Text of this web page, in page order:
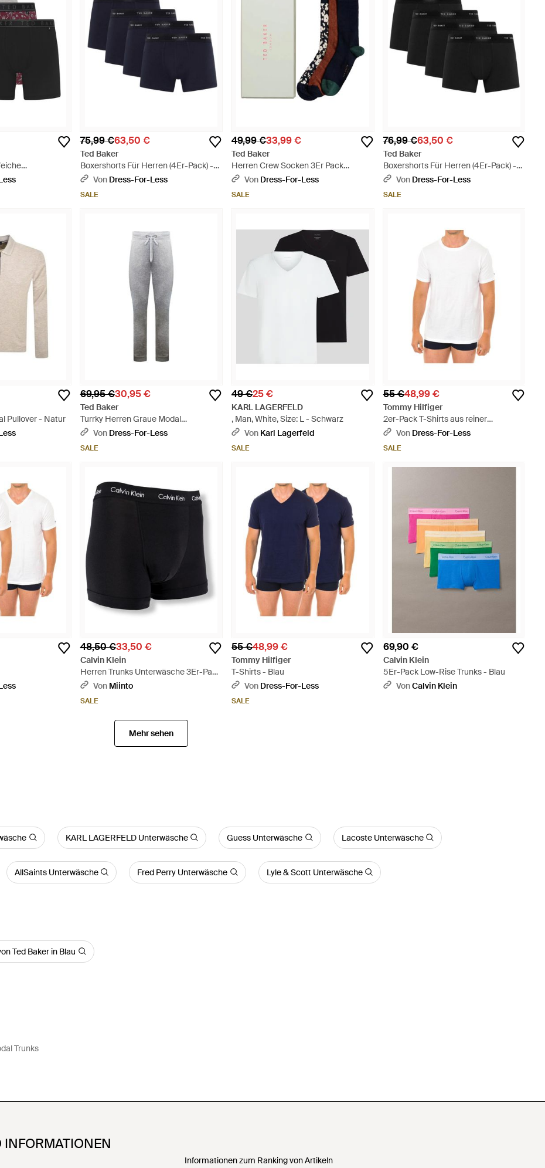
B Boxer
75,99 €63,50 €
Ted Baker
Boxershorts Für Herren (4Er-Pack) -
BlauVon Dress-For-Less
SALE
49,99 €33,99 €
Ted Baker
Herren Crew Socken 3Er Pack
Geschenkset - Blau
Von Dress-For-Less
SALE
76,99 €63,50 €
Ted Baker
Boxershorts Für Herren (4Er-Pack) -
Schwarz
Von Dress-For-Less
SALE
Pullover - Natur
69,95 €30,95 €
Ted Baker
Turrky Herren Graue Modal
Joggingpyjamas - Grau
Von Dress-For-Less
SALE
49 €25 €
KARL LAGERFELD
, Man, White, Size: L - Schwarz
Von Karl Lagerfeld
SALE
55 €48,99 €
Tommy Hilfiger
2er-Pack T-Shirts aus reiner
Baumwolle - Weiß
Von Dress-For-Less
SALE
48,50 €33,50 €
Calvin Klein
Herren Trunks Unterwäsche 3Er-Pack
- Schwarz
Von Miinto
SALE
55 €48,99 €
Tommy Hilfiger
T-Shirts - Blau
Von Dress-For-Less
SALE
69,90 €
Calvin Klein
5Er-Pack Low-Rise Trunks - Blau
VonCalvin Klein
Mehr sehen
KARL LAGERFELD Unterwäsche Guess Unterwäsche Lacoste Unterwäsche
AllSaints Unterwäsche Fred Perry Unterwäsche Lyle & Scott Unterwäsche
Ted Baker in Blau
Trunks
INFORMATIONEN
Informationen zum Ranking von Artikeln